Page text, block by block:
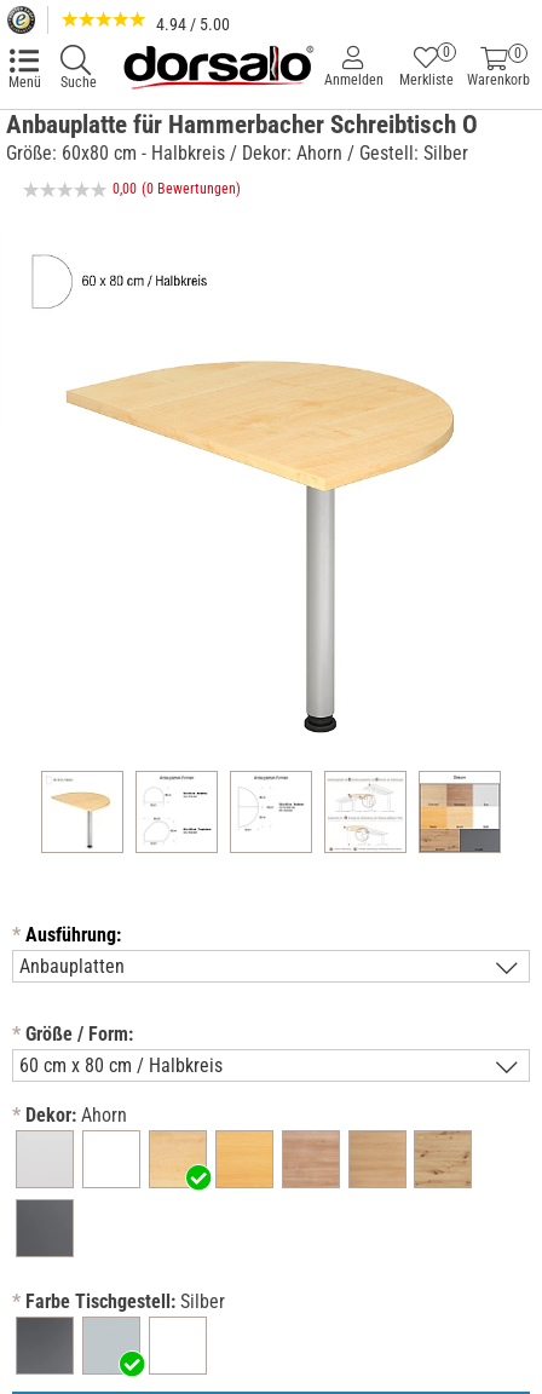
4.94 / 5.00
Menü Suche
0
Warenkorb
Merkliste
0
Anmelden
Anbauplatte für Hammerbacher Schreibtisch O
Größe: 60x80 cm - Halbkreis / Dekor: Ahorn / Gestell: Silber
0,00 (0 Bewertungen)
* Ausführung:
* Größe / Form:
* Dekor: Ahorn
* Farbe Tischgestell: Silber